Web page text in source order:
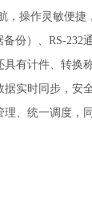
操作灵敏便捷
份）、RS-232
有计件、转换
实时同步，安
、统一调度，